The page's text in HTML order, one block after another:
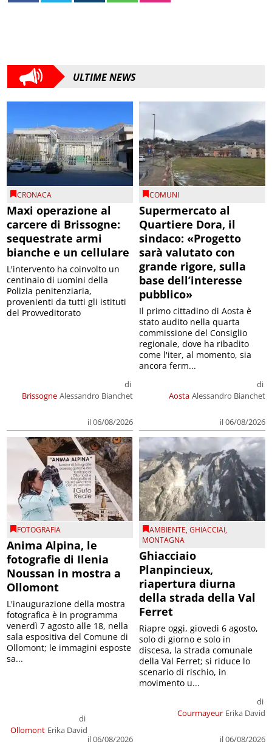
ULTIME NEWS
CRONACA
Maxi operazione al
carcere di Brissogne:
sequestrate armi
bianche e un cellulare
Brissogne
di
Alessandro Bianchet
il 06/08/2026
L'intervento ha coinvolto un
centinaio di uomini della
Polizia penitenziaria,
provenienti da tutti gli istituti
del Provveditorato
COMUNI
Supermercato al
Quartiere Dora, il
sindaco: «Progetto
sarà valutato con
grande rigore, sulla
base dell’interesse
pubblico»
Aosta
di
Alessandro Bianchet
il 06/08/2026
Il primo cittadino di Aosta è
stato audito nella quarta
commissione del Consiglio
regionale, dove ha ribadito
come l'iter, al momento, sia
ancora ferm...
FOTOGRAFIA
Anima Alpina, le
fotografie di Ilenia
Noussan in mostra a
Ollomont
Ollomont
di
Erika David
il 06/08/2026
L'inaugurazione della mostra
fotografica è in programma
venerdì 7 agosto alle 18, nella
sala espositiva del Comune di
Ollomont; le immagini esposte
sa...
AMBIENTE,GHIACCIAI,
MONTAGNA
Ghiacciaio
Planpincieux,
riapertura diurna
della strada della Val
Ferret
Courmayeur
di
Erika David
il 06/08/2026
Riapre oggi, giovedì 6 agosto,
solo di giorno e solo in
discesa, la strada comunale
della Val Ferret; si riduce lo
scenario di rischio, in
movimento u...